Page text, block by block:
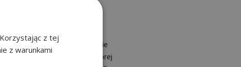
odbywa się na podstawie
szczególną sytuację, w której
z tej
z warunkami